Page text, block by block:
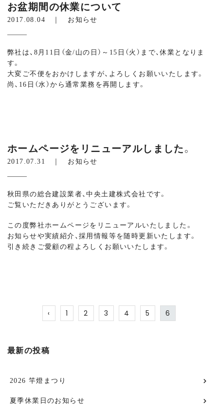
お盆期間の休業について
2017.08.04 ｜ お知らせ
弊社は、8月11日（金/山の日）～15日（火）まで、休業となりま
す。
大変ご不便をおかけしますが、よろしくお願いいたします。
尚、16日（水）から通常業務を再開します。
ホームページをリニューアルしました。
2017.07.31 ｜ お知らせ
秋田県の総合建設業者、中央土建株式会社です。
ご覧いただきありがとうございます。
この度弊社ホームページをリニューアルいたしました。
お知らせや実績紹介、採用情報等を随時更新いたします。
引き続きご愛顧の程よろしくお願いいたします。
‹ 1 2 3 4 5 6
最新の投稿
2026 竿燈まつり
夏季休業日のお知らせ